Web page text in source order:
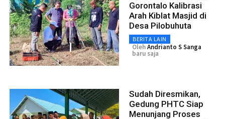
Gorontalo Kalibrasi
Arah Kiblat Masjid di
Desa Pilobuhuta
BERITA LAIN
OlehAndrianto S Sanga
baru saja
Sudah Diresmikan,
Gedung PHTC Siap
Menunjang Proses